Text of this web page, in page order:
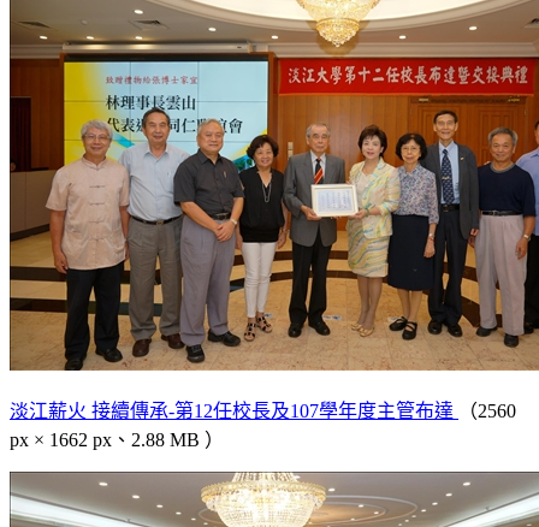
淡江薪火 接續傳承-第12任校長及107學年度主管布達
（2560
px × 1662 px、2.88 MB ）